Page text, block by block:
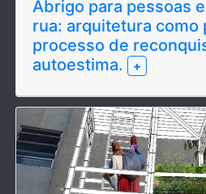
Abrigo para pessoas
rua: arquitetura como
processo de
autoestima.
+